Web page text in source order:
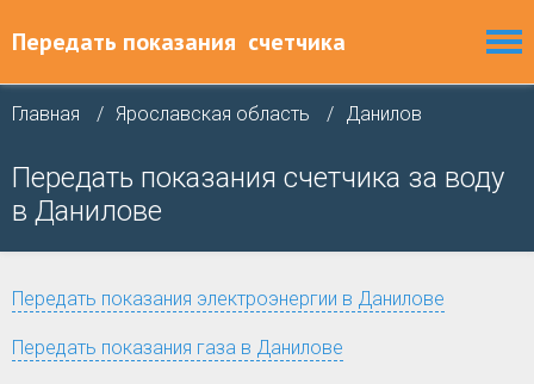
Передать показания счетчика
Главная Ярославская область Данилов
Передать показания счетчика за воду
в Данилове
Передать показания электроэнергии в Данилове
Передать показания газа в Данилове